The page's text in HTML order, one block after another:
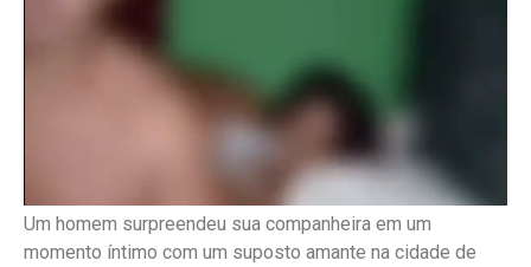
Um homem surpreendeu sua companheira em um
momento íntimo com um suposto amante na cidade de